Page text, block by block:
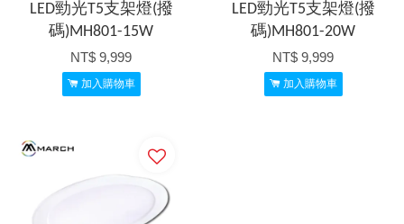
LED勁光T5支架燈(撥
碼)MH801-15W
NT$ 9,999
加入購物車
LED勁光T5支架燈(撥
碼)MH801-20W
NT$ 9,999
加入購物車